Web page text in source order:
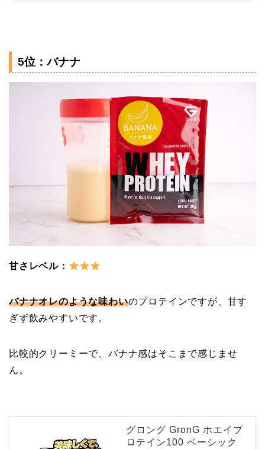
5位：バナナ
甘さレベル：
バナナオレのような味わいのプロテインですが、甘す
ぎず飲みやすいです。
比較的クリーミーで、バナナ感はそこまで感じませ
ん。
グロング GronG ホエイプ
ロテイン100 ベーシック